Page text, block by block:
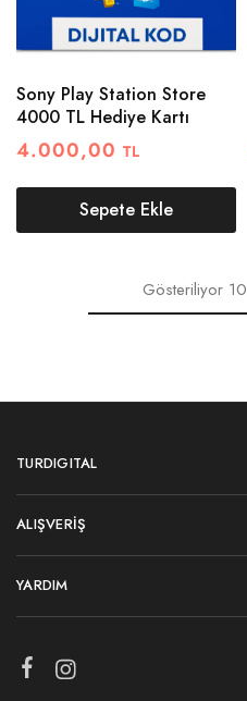
Sony Play Station Store
4000 TL Hediye Kartı
4.000,00 TL
Sepete Ekle
Gösteriliyor10
TURDIGITAL
ALIŞVERIŞ
YARDIM